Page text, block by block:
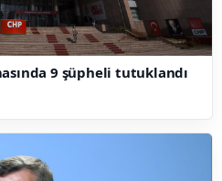
9 şüpheli tutuklandı